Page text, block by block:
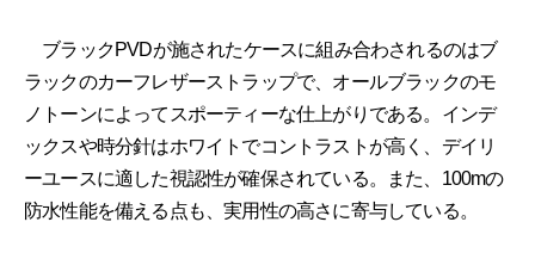
ブラックPVDが施されたケースに組み合わされるのはブ
ラックのカーフレザーストラップで、オールブラックのモ
ノトーンによってスポーティーな仕上がりである。インデ
ックスや時分針はホワイトでコントラストが高く、デイリ
ーユースに適した視認性が確保されている。また、100mの
防水性能を備える点も、実用性の高さに寄与している。